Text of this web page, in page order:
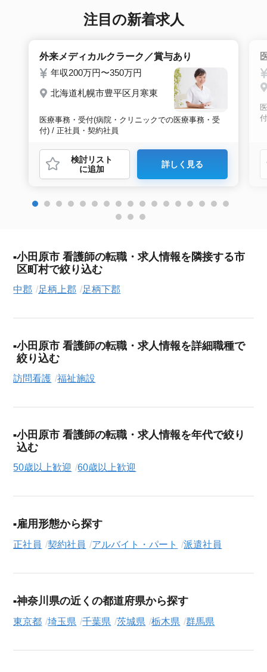
注目の新着求人
外来メディカルクラーク／賞与あり
年収200万円〜350万円
北海道札幌市豊平区月寒東
医療事務・受付(病院・クリニックでの医療事務・受
付) / 正社員・契約社員
検討リスト
に追加
詳しく見る
小田原市 看護師の転職・求人情報を隣接する市
区町村で絞り込む
中郡 足柄上郡 足柄下郡
小田原市 看護師の転職・求人情報を詳細職種で
絞り込む
訪問看護 福祉施設
小田原市 看護師の転職・求人情報を年代で絞り
込む
50歳以上歓迎 60歳以上歓迎
雇用形態から探す
正社員 契約社員 アルバイト・パート 派遣社員
神奈川県の近くの都道府県から探す
東京都 埼玉県 千葉県 茨城県 栃木県 群馬県